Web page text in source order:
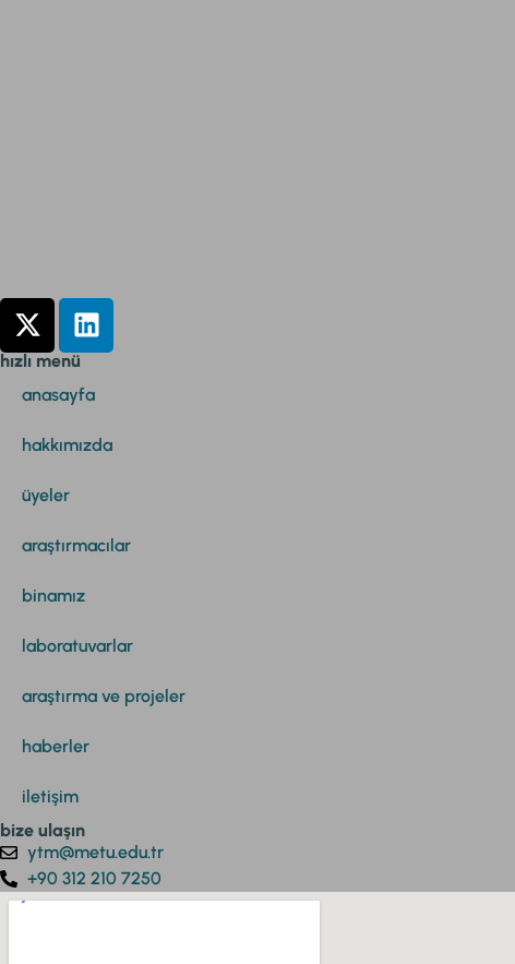
hızlı menü
anasayfa
hakkımızda
üyeler
araştırmacılar
binamız
laboratuvarlar
araştırma ve projeler
haberler
iletişim
bize ulaşın
ytm@metu.edu.tr
+90 312 210 7250